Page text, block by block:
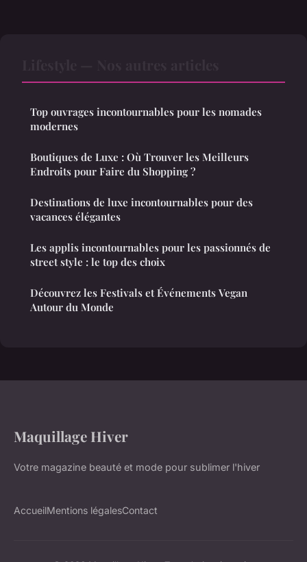
Top ouvrages incontournables pour les nomades
modernes
Boutiques de Luxe : Où Trouver les Meilleurs
Endroits pour Faire du Shopping ?
Destinations de luxe incontournables pour des
vacances élégantes
Les applis incontournables pour les passionnés de
street style : le top des choix
Découvrez les Festivals et Événements Vegan
Autour du Monde
Maquillage Hiver
Votre magazine beauté et mode pour sublimer l'hiver
AccueilMentions légalesContact